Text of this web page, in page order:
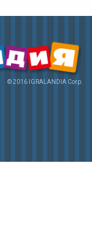
© 2016 IGRALANDIA Corp.